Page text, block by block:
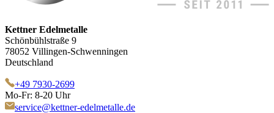
Kettner Edelmetalle
Schönbühlstraße 9
78052 Villingen-Schwenningen
Deutschland
+49 7930-2699
Mo-Fr: 8-20 Uhr
service@kettner-edelmetalle.de